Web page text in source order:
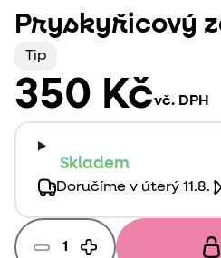
Pryskyřicový
Tip
350 Kčvč. DPH
Skladem
Doručíme v úterý 11.8.